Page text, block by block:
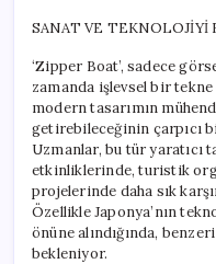
SANAT VE TEKNOLOJİYİ
‘Zipper Boat’, sadece
zamanda işlevsel bir
modern tasarımın
getirebileceğinin çarpıcı
Uzmanlar, bu tür yaratıcı
etkinliklerinde, turistik
projelerinde daha sık
Özellikle Japonya’nın
önüne alındığında,
bekleniyor.